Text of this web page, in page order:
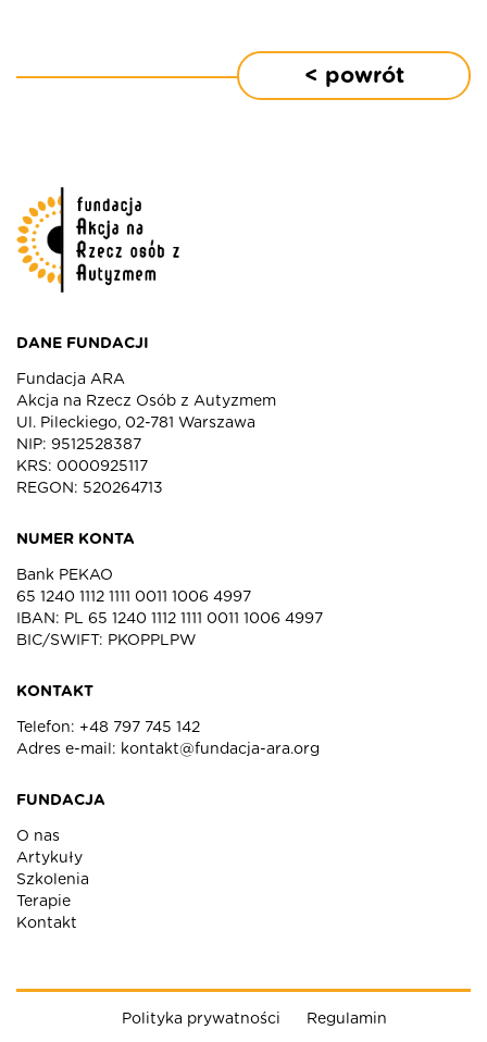
< powrót
DANE FUNDACJI
Fundacja ARA
Akcja na Rzecz Osób z Autyzmem
Ul. Pileckiego, 02-781 Warszawa
NIP: 9512528387
KRS: 0000925117
REGON: 520264713
NUMER KONTA
Bank PEKAO
65 1240 1112 1111 0011 1006 4997
IBAN: PL 65 1240 1112 1111 0011 1006 4997
BIC/SWIFT: PKOPPLPW
KONTAKT
Telefon: +48 797 745 142
Adres e-mail: kontakt@fundacja-ara.org
FUNDACJA
O nas
Artykuły
Szkolenia
Terapie
Kontakt
Polityka prywatności Regulamin